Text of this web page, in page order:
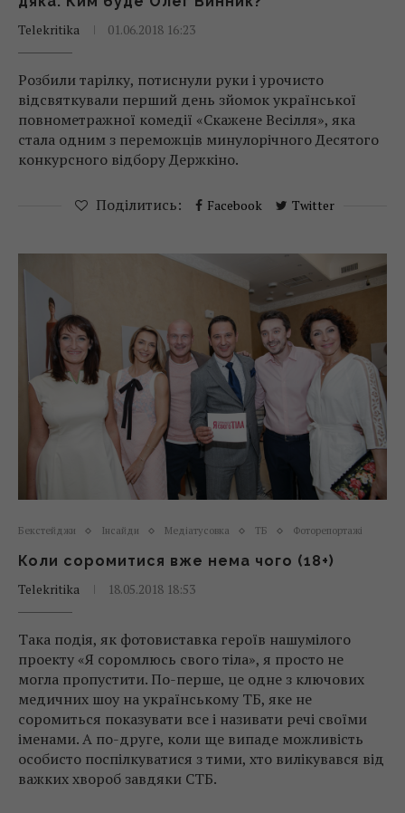
Telekritika
01.06.2018 16:23
Розбили тарілку, потиснули руки і урочисто
відсвяткували перший день зйомок української
повнометражної комедії «Скажене Весілля», яка
стала одним з переможців минулорічного Десятого
конкурсного відбору Держкіно.
Поділитись: Facebook Twitter
Бекстейджи Інсайди Медіатусовка ТБ Фоторепортажі
Коли соромитися вже нема чого (18+)
Telekritika
18.05.2018 18:53
Така подія, як фотовиставка героїв нашумілого
проекту «Я соромлюсь свого тіла», я просто не
могла пропустити. По-перше, це одне з ключових
медичних шоу на українському ТБ, яке не
соромиться показувати все і називати речі своїми
іменами. А по-друге, коли ще випаде можливість
особисто поспілкуватися з тими, хто вилікувався від
важких хвороб завдяки СТБ.